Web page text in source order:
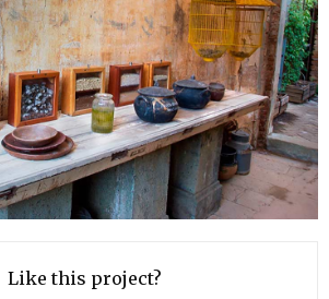
Like this project?